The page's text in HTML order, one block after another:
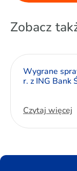
Zobacz
Wygrane
r. z ING Bank
Czytaj więcej